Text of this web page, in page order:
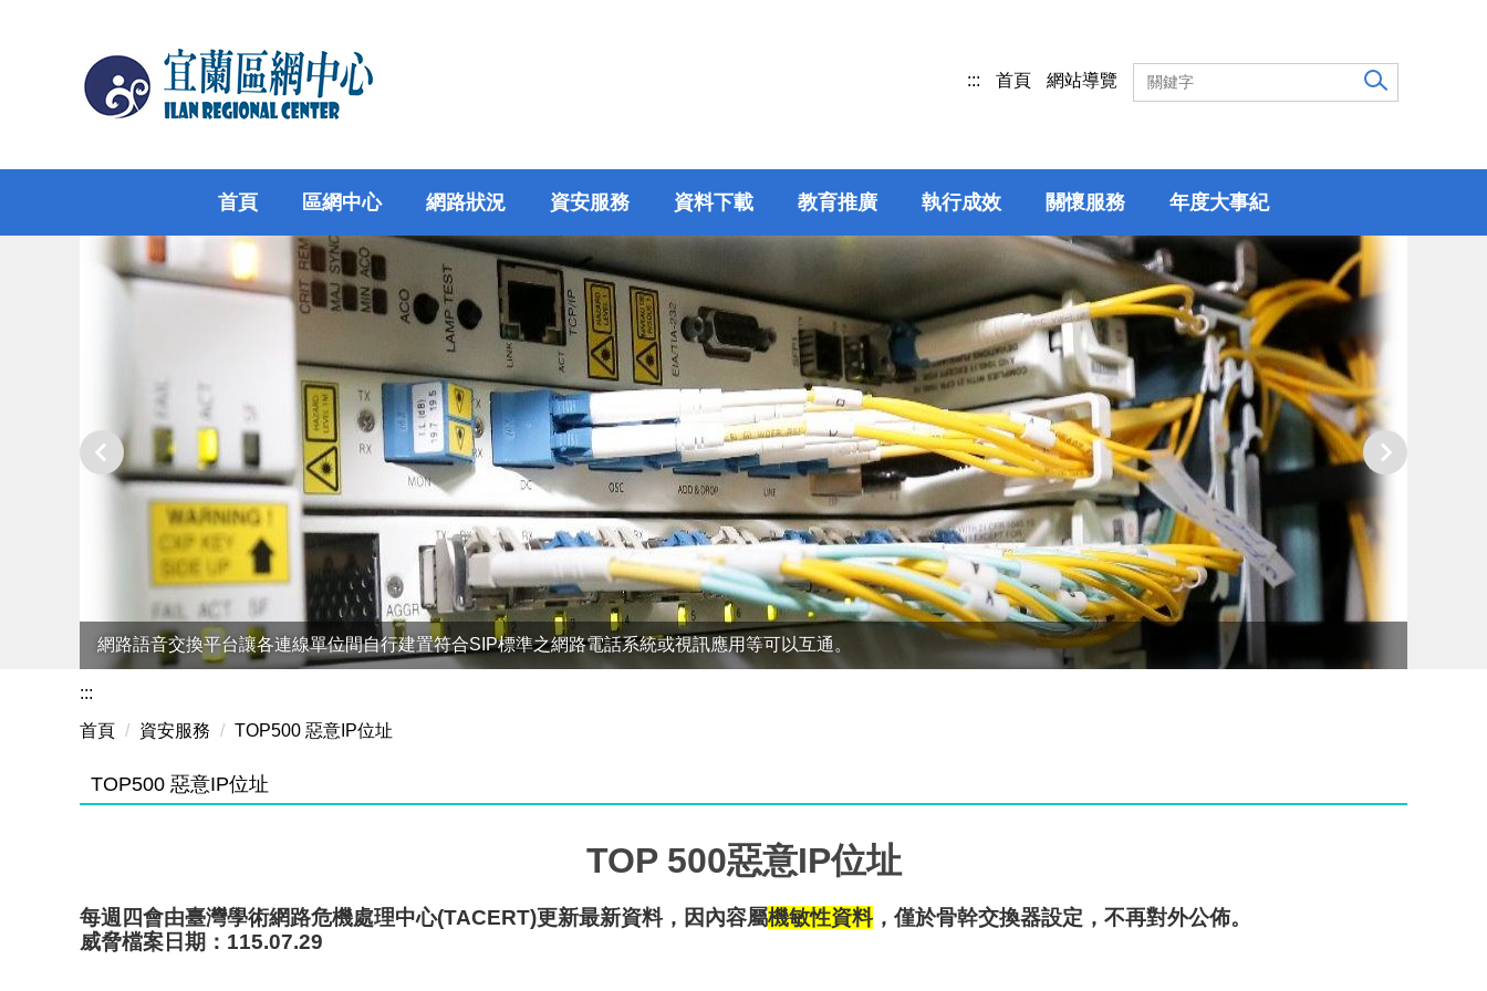
::: 首頁 網站導覽
首頁 區網中心 網路狀況 資安服務 資料下載 教育推廣 執行成效 關懷服務 年度大事紀
網路語音交換平台讓各連線單位間自行建置符合SIP標準之網路電話系統或視訊應用等可以互通。
:::
首頁
資安服務 TOP500 惡意IP位址
TOP500 惡意IP位址
TOP 500惡意IP位址
每週四會由臺灣學術網路危機處理中心(TACERT)更新最新資料，因內容屬機敏性資料，僅於骨幹交換器設定，不再對外公佈。
威脅檔案日期：115.07.29